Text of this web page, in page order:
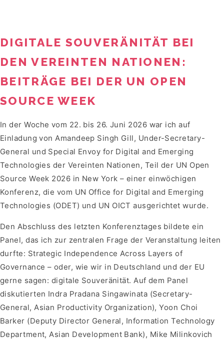
DIGITALE SOUVERÄNITÄT BEI
DEN VEREINTEN NATIONEN:
BEITRÄGE BEI DER UN OPEN
SOURCE WEEK
In der Woche vom 22. bis 26. Juni 2026 war ich auf
Einladung von Amandeep Singh Gill, Under-Secretary-
General und Special Envoy for Digital and Emerging
Technologies der Vereinten Nationen, Teil der UN Open
Source Week 2026 in New York – einer einwöchigen
Konferenz, die vom UN Office for Digital and Emerging
Technologies (ODET) und UN OICT ausgerichtet wurde.
Den Abschluss des letzten Konferenztages bildete ein
Panel, das ich zur zentralen Frage der Veranstaltung leiten
durfte: Strategic Independence Across Layers of
Governance – oder, wie wir in Deutschland und der EU
gerne sagen: digitale Souveränität. Auf dem Panel
diskutierten Indra Pradana Singawinata (Secretary-
General, Asian Productivity Organization), Yoon Choi
Barker (Deputy Director General, Information Technology
Department, Asian Development Bank), Mike Milinkovich